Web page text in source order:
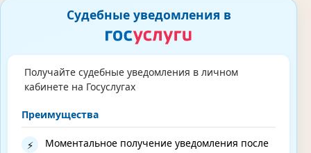
Судебные уведомления в
Получайте судебные уведомления в личном
кабинете на Госуслугах
Преимущества
⚡
Моментальное получение уведомления после